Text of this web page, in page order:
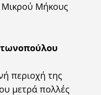
Μικρού Μήκους
περιοχή της
μετρά πολλές